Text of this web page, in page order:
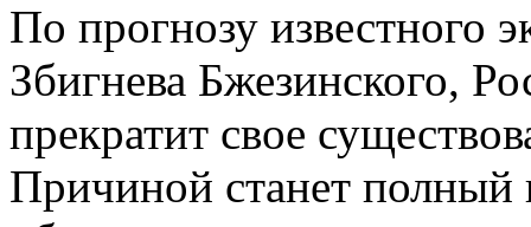
По прогнозу известного
Збигнева Бжезинского,
прекратит свое
Причиной станет